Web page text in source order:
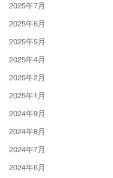
2025年7月
2025年6月
2025年5月
2025年4月
2025年2月
2025年1月
2024年9月
2024年8月
2024年7月
2024年6月